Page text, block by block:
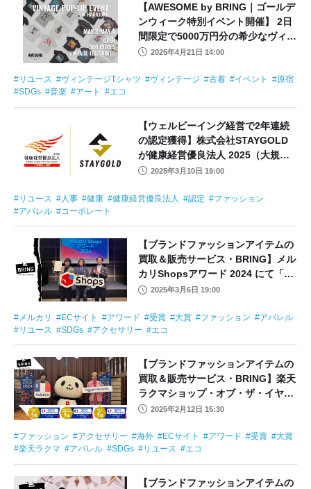
【AWESOME by BRING｜ゴールデ
ンウィーク特別イベント開催】 2日
間限定で5000万円分の希少なヴィン
テージTシャツを大量放出
2025年4月21日 14:00
リユース ヴィンテージTシャツ ヴィンテージ 古着 イベント
原宿
SDGs
音楽 アート エコ
【ウェルビーイング経営で2年連続
の認定獲得】株式会社STAYGOLD
が健康経営優良法人 2025（大規模
法人部門）に認定
2025年3月10日 19:00
リユース 人事 健康 健康経営優良法人 認定
ファッション
アパレル
コーポレート
【ブランドファッションアイテムの
買取＆販売サービス・BRING】メル
カリShopsアワード 2024 にて「フ
ァッション部門」の大賞を受賞
2025年3月6日 19:00
メルカリ ECサイト アワード 受賞 大賞 ファッション
アパレル
リユース
SDGs アクセサリー エコ
【ブランドファッションアイテムの
買取＆販売サービス・BRING】楽天
ラクマショップ・オブ・ザ・イヤー
2024にて「3冠」を達成
2025年2月12日 15:30
ファッション アクセサリー 海外 ECサイト アワード 受賞
大賞
楽天ラクマ
アパレル SDGs リユース エコ
【ブランドファッションアイテムの